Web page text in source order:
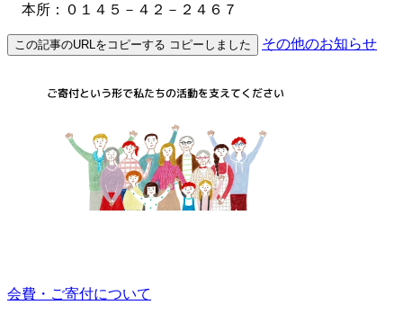
本所：０１４５－４２－２４６７
この記事のURLをコピーする コピーしました その他のお知らせ
会費・ご寄付について